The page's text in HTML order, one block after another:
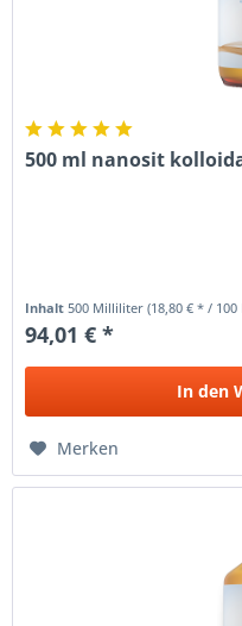
500 ml nanosit
Inhalt 500 Milliliter(18,80 € * /
94,01 € *
In den
Merken